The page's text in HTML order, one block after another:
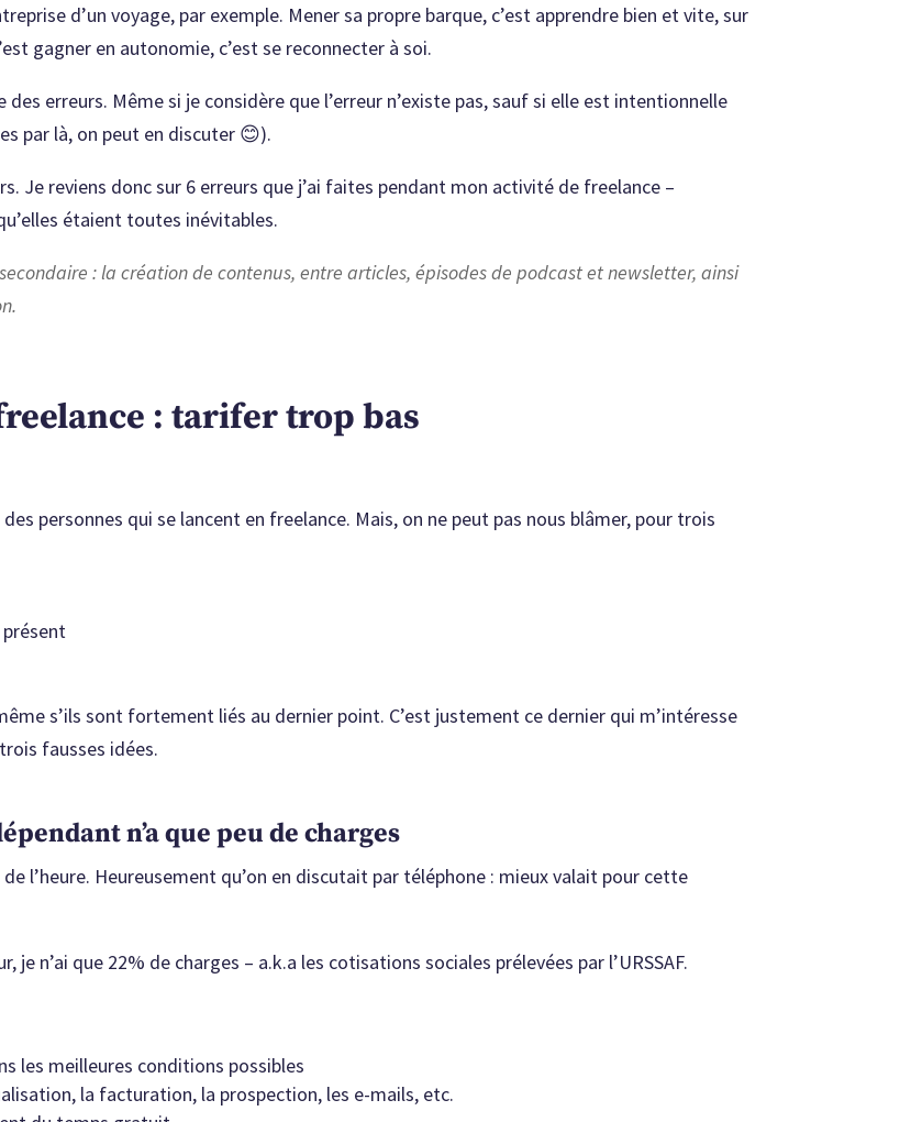
d’un voyage, par exemple. Mener sa propre barque, c’est apprendre bien et vite, sur
gagner en autonomie, c’est se reconnecter à soi.
erreurs. Même si je considère que l’erreur n’existe pas, sauf si elle est intentionnelle
par là, on peut en discuter 😊).
Je reviens donc sur 6 erreurs que j’ai faites pendant mon activité de freelance –
étaient toutes inévitables.
: la création de contenus, entre articles, épisodes de podcast et newsletter, ainsi
: tarifer trop bas
personnes qui se lancent en freelance. Mais, on ne peut pas nous blâmer, pour trois
s’ils sont fortement liés au dernier point. C’est justement ce dernier qui m’intéresse
fausses idées.
n’a que peu de charges
l’heure. Heureusement qu’on en discutait par téléphone : mieux valait pour cette
n’ai que 22% de charges – a.k.a les cotisations sociales prélevées par l’URSSAF.
les meilleures conditions possibles
la facturation, la prospection, les e-mails, etc.